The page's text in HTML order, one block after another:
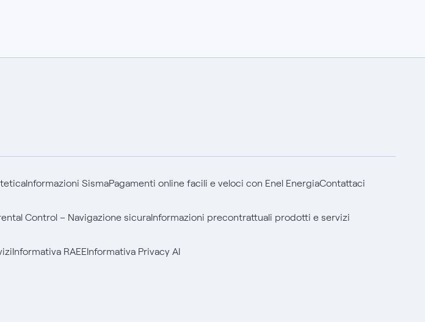
Informazioni SismaPagamenti online facili e veloci con Enel EnergiaContattaci
Control – Navigazione sicuraInformazioni precontrattuali prodotti e servizi
Informativa RAEEInformativa Privacy AI